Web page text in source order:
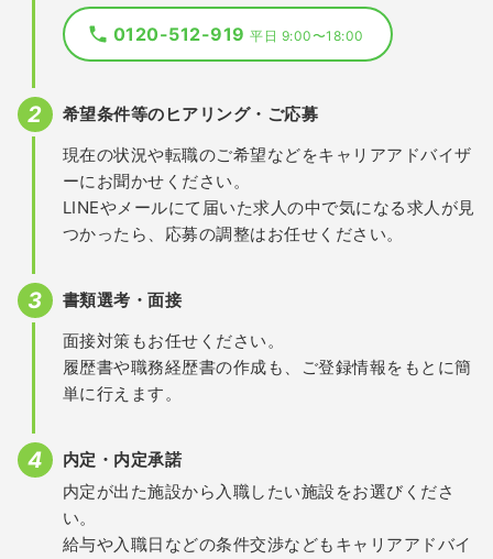
0120-512-919平日 9:00〜18:00
希望条件等のヒアリング・ご応募
現在の状況や転職のご希望などをキャリアアドバイザ
ーにお聞かせください。
LINEやメールにて届いた求人の中で気になる求人が見
つかったら、応募の調整はお任せください。
書類選考・面接
面接対策もお任せください。
履歴書や職務経歴書の作成も、ご登録情報をもとに簡
単に行えます。
内定・内定承諾
内定が出た施設から入職したい施設をお選びくださ
い。
給与や入職日などの条件交渉などもキャリアアドバイ